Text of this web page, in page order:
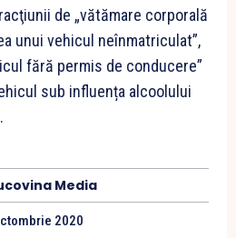
de „vătămare corporală
unui vehicul neînmatriculat”,
fără permis de conducere”
sub influența alcoolului
Media
2020